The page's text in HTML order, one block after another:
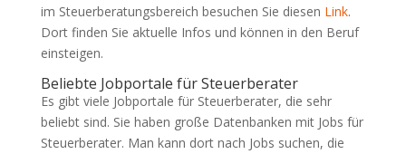
im Steuerberatungsbereich besuchen Sie diesen Link.
Dort finden Sie aktuelle Infos und können in den Beruf
einsteigen.
Beliebte Jobportale für Steuerberater
Es gibt viele Jobportale für Steuerberater, die sehr
beliebt sind. Sie haben große Datenbanken mit Jobs für
Steuerberater. Man kann dort nach Jobs suchen, die